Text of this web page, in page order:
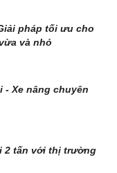
pháp tối ưu cho
và nhỏ
- Xe nâng chuyên
2 tấn với thị trường